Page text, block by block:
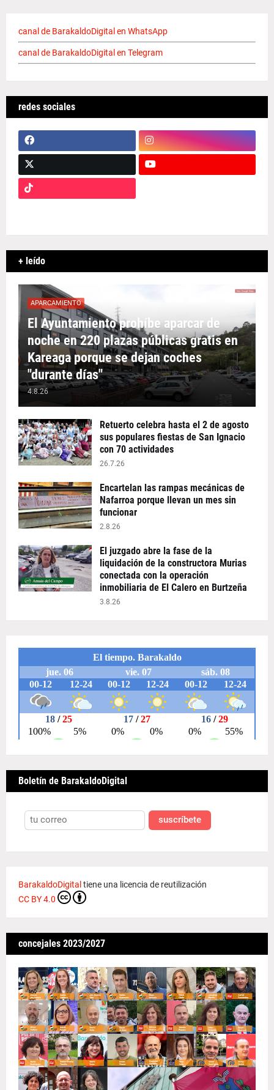
canal de BarakaldoDigital en WhatsApp
canal de BarakaldoDigital en Telegram
redes sociales
+ leído
APARCAMIENTO
El Ayuntamiento prohíbe aparcar de
noche en 220 plazas públicas gratis en
Kareaga porque se dejan coches
"durante días"
4.8.26
Retuerto celebra hasta el 2 de agosto
sus populares fiestas de San Ignacio
con 70 actividades
26.7.26
Encartelan las rampas mecánicas de
Nafarroa porque llevan un mes sin
funcionar
2.8.26
El juzgado abre la fase de la
liquidación de la constructora Murias
conectada con la operación
inmobiliaria de El Calero en Burtzeña
3.8.26
Boletín de BarakaldoDigital
suscríbete
BarakaldoDigitaltiene una licencia de reutilización
CC BY 4.0
concejales 2023/2027